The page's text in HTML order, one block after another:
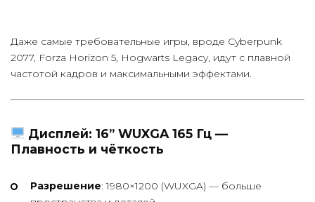
Даже самые требовательные игры, вроде Cyberpunk
2077, Forza Horizon 5, Hogwarts Legacy, идут с плавной
частотой кадров и максимальными эффектами.
Дисплей: 16” WUXGA 165 Гц —
Плавность и чёткость
Разрешение: 1980×1200 (WUXGA) — больше